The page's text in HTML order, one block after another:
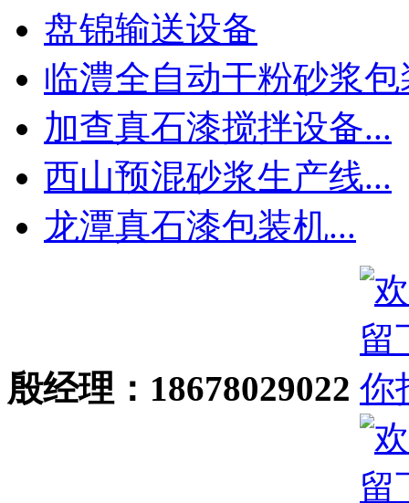
盘锦输送设备
临澧全自动干粉砂浆包
加查真石漆搅拌设备...
西山预混砂浆生产线...
龙潭真石漆包装机...
殷经理：18678029022